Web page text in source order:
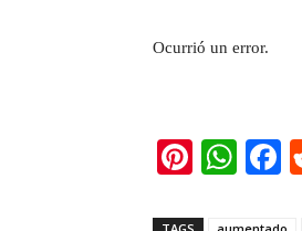
Ocurrió un error.
Pi W F